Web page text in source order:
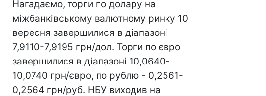
Нагадаємо, торги по долару на
міжбанківському валютному ринку 10
вересня завершилися в діапазоні
7,9110-7,9195 грн/дол. Торги по євро
завершилися в діапазоні 10,0640-
10,0740 грн/євро, по рублю - 0,2561-
0,2564 грн/руб. НБУ виходив на